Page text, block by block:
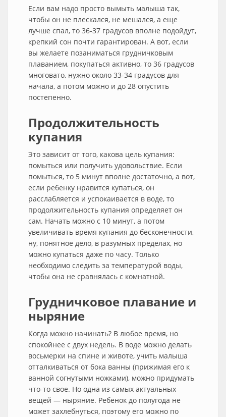
Если вам надо просто вымыть малыша так,
чтобы он не плескался, не мешался, а еще
лучше спал, то 36-37 градусов вполне подойдут,
крепкий сон почти гарантирован. А вот, если
вы желаете позаниматься грудничковым
плаванием, покупаться активно, то 36 градусов
многовато, нужно около 33-34 градусов для
начала, а потом можно и до 28 опустить
постепенно.
Продолжительность
купания
Это зависит от того, какова цель купания:
помыться или получить удовольствие. Если
помыться, то 5 минут вполне достаточно, а вот,
если ребенку нравится купаться, он
расслабляется и успокаивается в воде, то
продолжительность купания определяет он
сам. Начать можно с 10 минут, а потом
увеличивать время купания до бесконечности,
ну, понятное дело, в разумных пределах, но
можно купаться даже по часу. Только
необходимо следить за температурой воды,
чтобы она не сравнялась с комнатной.
Грудничковое плавание и
ныряние
Когда можно начинать? В любое время, но
спокойнее с двух недель. В воде можно делать
восьмерки на спине и животе, учить малыша
отталкиваться от бока ванны (прижимая его к
ванной согнутыми ножками), можно придумать
что-то свое. Но одна из самых актуальных
вещей — ныряние. Ребенок до полугода не
может захлебнуться, поэтому его можно по